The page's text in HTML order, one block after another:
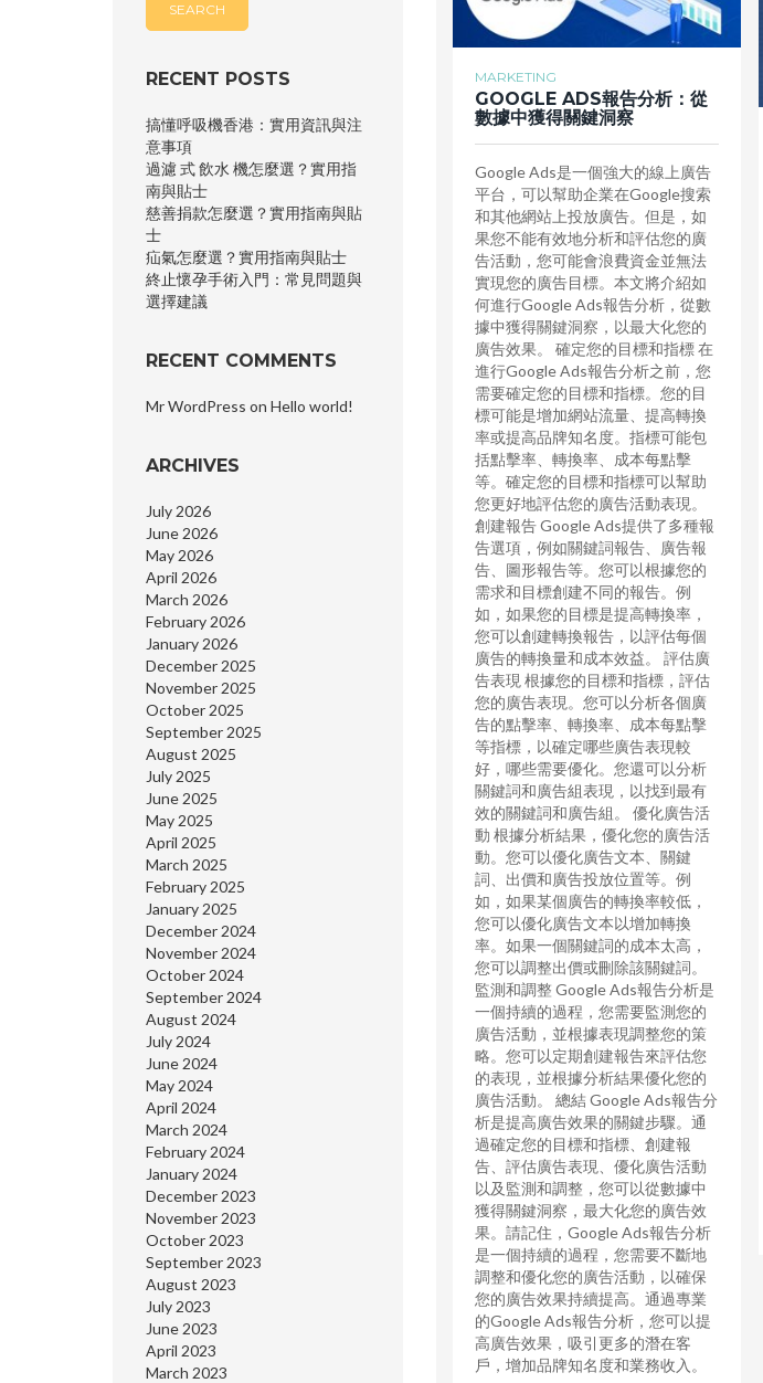
RECENT POSTS
搞懂呼吸機香港：實用資訊與注
意事項
過濾 式 飲水 機怎麼選？實用指
南與貼士
慈善捐款怎麼選？實用指南與貼
士
疝氣怎麼選？實用指南與貼士
終止懷孕手術入門：常見問題與
選擇建議
RECENT COMMENTS
Mr WordPress on Hello world!
ARCHIVES
July 2026
June 2026
May 2026
April 2026
March 2026
February 2026
January 2026
December 2025
November 2025
October 2025
September 2025
August 2025
July 2025
June 2025
May 2025
April 2025
March 2025
February 2025
January 2025
December 2024
November 2024
October 2024
September 2024
August 2024
July 2024
June 2024
May 2024
April 2024
March 2024
February 2024
January 2024
December 2023
November 2023
October 2023
September 2023
August 2023
July 2023
June 2023
April 2023
March 2023
MARKETING
GOOGLE ADS報告分析：從
數據中獲得關鍵洞察
Google Ads是一個強大的線上廣告
平台，可以幫助企業在Google搜索
和其他網站上投放廣告。但是，如
果您不能有效地分析和評估您的廣
告活動，您可能會浪費資金並無法
實現您的廣告目標。本文將介紹如
何進行Google Ads報告分析，從數
據中獲得關鍵洞察，以最大化您的
廣告效果。 確定您的目標和指標 在
進行Google Ads報告分析之前，您
需要確定您的目標和指標。您的目
標可能是增加網站流量、提高轉換
率或提高品牌知名度。指標可能包
括點擊率、轉換率、成本每點擊
等。確定您的目標和指標可以幫助
您更好地評估您的廣告活動表現。
創建報告 Google Ads提供了多種報
告選項，例如關鍵詞報告、廣告報
告、圖形報告等。您可以根據您的
需求和目標創建不同的報告。例
如，如果您的目標是提高轉換率，
您可以創建轉換報告，以評估每個
廣告的轉換量和成本效益。 評估廣
告表現 根據您的目標和指標，評估
您的廣告表現。您可以分析各個廣
告的點擊率、轉換率、成本每點擊
等指標，以確定哪些廣告表現較
好，哪些需要優化。您還可以分析
關鍵詞和廣告組表現，以找到最有
效的關鍵詞和廣告組。 優化廣告活
動 根據分析結果，優化您的廣告活
動。您可以優化廣告文本、關鍵
詞、出價和廣告投放位置等。例
如，如果某個廣告的轉換率較低，
您可以優化廣告文本以增加轉換
率。如果一個關鍵詞的成本太高，
您可以調整出價或刪除該關鍵詞。
監測和調整 Google Ads報告分析是
一個持續的過程，您需要監測您的
廣告活動，並根據表現調整您的策
略。您可以定期創建報告來評估您
的表現，並根據分析結果優化您的
廣告活動。 總結 Google Ads報告分
析是提高廣告效果的關鍵步驟。通
過確定您的目標和指標、創建報
告、評估廣告表現、優化廣告活動
以及監測和調整，您可以從數據中
獲得關鍵洞察，最大化您的廣告效
果。請記住，Google Ads報告分析
是一個持續的過程，您需要不斷地
調整和優化您的廣告活動，以確保
您的廣告效果持續提高。通過專業
的Google Ads報告分析，您可以提
高廣告效果，吸引更多的潛在客
戶，增加品牌知名度和業務收入。